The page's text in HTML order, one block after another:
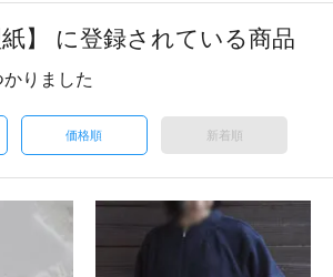
紙】 に登録されている商品
りました
価格順 新着順